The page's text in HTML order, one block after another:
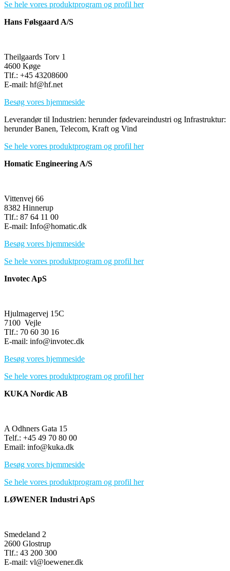
Se hele vores produktprogram og profil her
Hans Følsgaard A/S
Theilgaards Torv 1
4600 Køge
Tlf.: +45 43208600
E-mail: hf@hf.net
Besøg vores hjemmeside
Leverandør til Industrien: herunder fødevareindustri og Infrastruktur:
herunder Banen, Telecom, Kraft og Vind
Se hele vores produktprogram og profil her
Homatic Engineering A/S
Vittenvej 66
8382 Hinnerup
Tlf.: 87 64 11 00
E-mail: Info@homatic.dk
Besøg vores hjemmeside
Se hele vores produktprogram og profil her
Invotec ApS
Hjulmagervej 15C
7100 Vejle
Tlf.: 70 60 30 16
E-mail: info@invotec.dk
Besøg vores hjemmeside
Se hele vores produktprogram og profil her
KUKA Nordic AB
A Odhners Gata 15
Telf.: +45 49 70 80 00
Email: info@kuka.dk
Besøg vores hjemmeside
Se hele vores produktprogram og profil her
LØWENER Industri ApS
Smedeland 2
2600 Glostrup
Tlf.: 43 200 300
E-mail: vl@loewener.dk